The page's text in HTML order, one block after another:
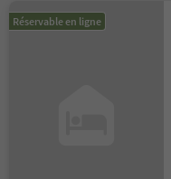
Réservable en ligne